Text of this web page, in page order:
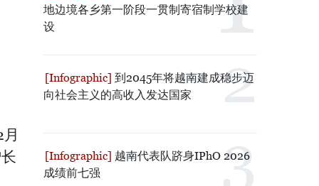
地边境各乡第一阶段一贯制寄宿制学校建
设
到2045年将越南建成稳步迈
向社会主义的高收入发达国家
越南代表队跻身IPhO 2026
成绩前七强